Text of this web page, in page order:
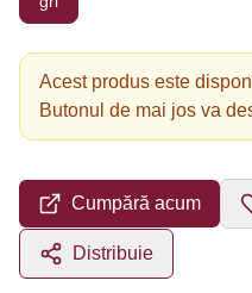
Acest produs este
Butonul de mai jos va
Cumpără acum
Distribuie